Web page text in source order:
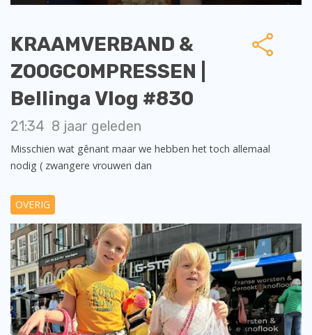
KRAAMVERBAND &
ZOOGCOMPRESSEN |
Bellinga Vlog #830
21:34 8 jaar geleden
Misschien wat gênant maar we hebben het toch allemaal
nodig ( zwangere vrouwen dan
OVERIG